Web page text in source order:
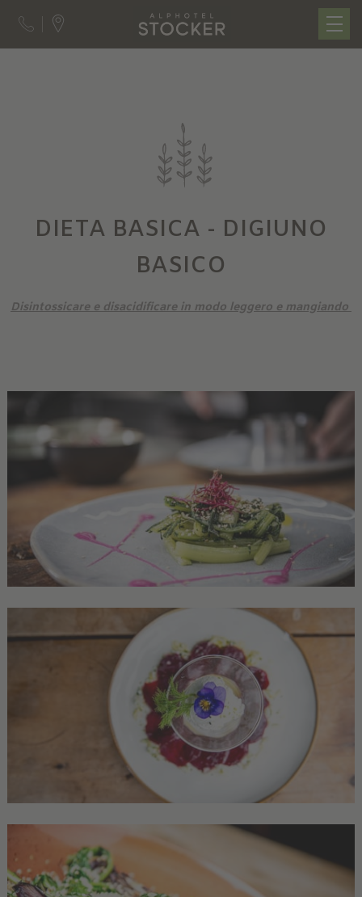
DIETA BASICA - DIGIUNO
BASICO
Disintossicare e disacidificare in modo leggero e mangiando